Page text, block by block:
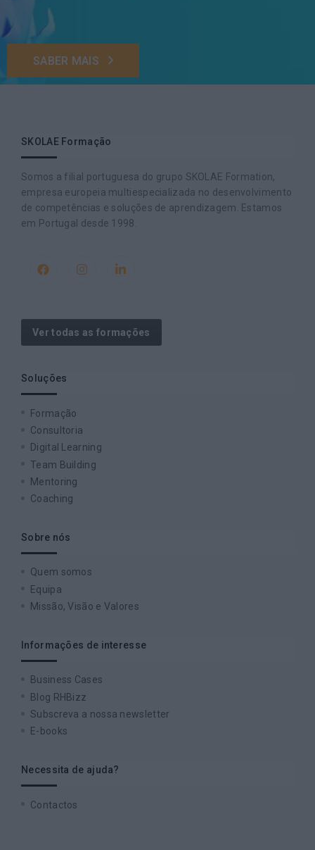
SABER MAIS
SKOLAE Formação
Somos a filial portuguesa do grupo SKOLAE Formation,
empresa europeia multiespecializada no desenvolvimento
de competências e soluções de aprendizagem. Estamos
em Portugal desde 1998.
Ver todas as formações
Soluções
Formação
Consultoria
Digital Learning
Team Building
Mentoring
Coaching
Sobre nós
Quem somos
Equipa
Missão, Visão e Valores
Informações de interesse
Business Cases
Blog RHBizz
Subscreva a nossa newsletter
E-books
Necessita de ajuda?
Contactos